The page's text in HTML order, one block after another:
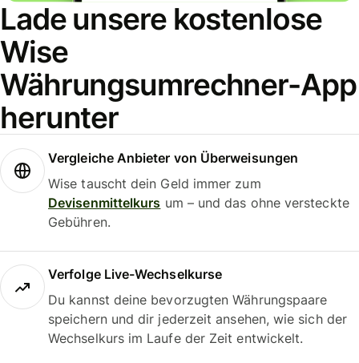
Lade unsere kostenlose
Wise
Währungsumrechner-App
herunter
Vergleiche Anbieter von Überweisungen
Wise tauscht dein Geld immer zum
Devisenmittelkurs um – und das ohne versteckte
Gebühren.
Verfolge Live-Wechselkurse
Du kannst deine bevorzugten Währungspaare
speichern und dir jederzeit ansehen, wie sich der
Wechselkurs im Laufe der Zeit entwickelt.